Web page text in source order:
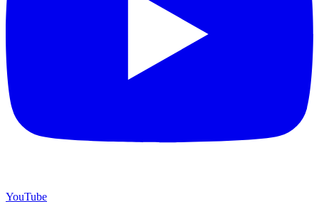
YouTube